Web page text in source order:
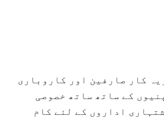
کار صارفین اور کاروباری
کے ساتھ ساتھ خصوصی
اداروں کے لئے کام